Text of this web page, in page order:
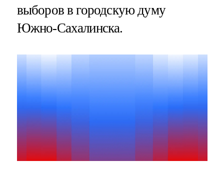
выборов в городскую думу
Южно-Сахалинска.